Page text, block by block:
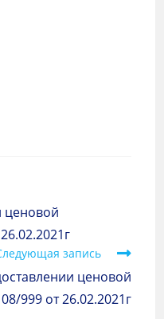
ценовой
запись
ценовой
999 от 26.02.2021г